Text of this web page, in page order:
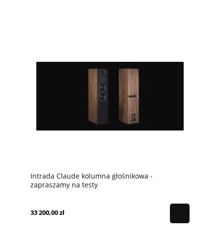
Intrada Claude kolumna głośnikowa -
zapraszamy na testy
33 200,00 zł